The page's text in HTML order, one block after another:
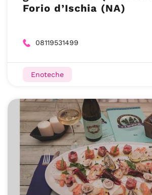
Forio d’Ischia (NA)
08119531499
Enoteche